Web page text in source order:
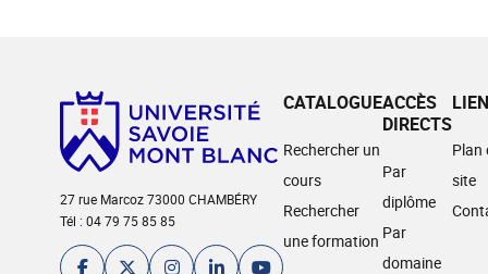
27 rue Marcoz 73000 CHAMBÉRY
Tél : 04 79 75 85 85
CATALOGUE
Rechercher un
cours
Rechercher
une formation
ACCÈS
DIRECTS
Par
diplôme
Par
domaine
Plan
site